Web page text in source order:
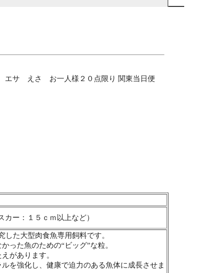
サ えさ お一人様２０点限り 関東当日便
ー：１５ｃｍ以上など）
た大型肉食魚専用飼料です。
った魚のための“ビッグ”な粒。
があります。
を強化し、健康で迫力のある魚体に成長させま